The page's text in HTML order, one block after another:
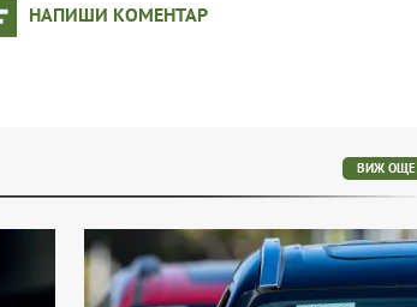
НАПИШИ КОМЕНТАР
ВИЖ ОЩЕ